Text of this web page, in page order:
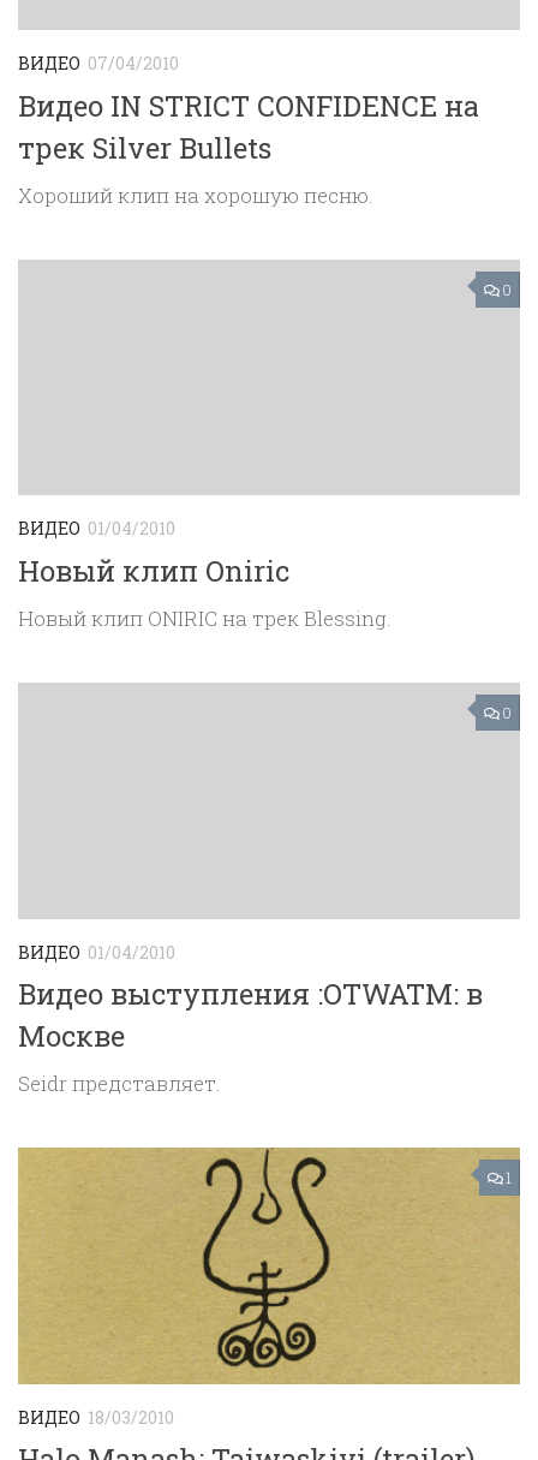
ВИДЕО 07/04/2010
Видео IN STRICT CONFIDENCE на
трек Silver Bullets
Хороший клип на хорошую песню.
0
ВИДЕО 01/04/2010
Новый клип Oniric
Новый клип ONIRIC на трек Blessing.
0
ВИДЕО 01/04/2010
Видео выступления :OTWATM: в
Москве
Seidr представляет.
1
ВИДЕО 18/03/2010